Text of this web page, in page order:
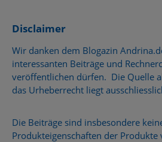
Disclaimer
Wir danken dem Blogazin
interessanten Beiträge und
veröffentlichen dürfen. Die Quelle
das Urheberrecht liegt
Die Beiträge sind insbesondere
Produkteigenschaften der Produkte